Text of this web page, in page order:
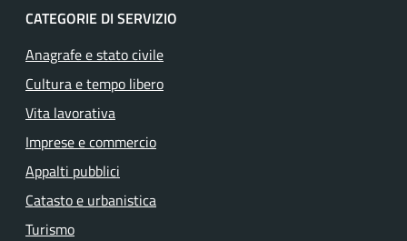
CATEGORIE DI SERVIZIO
Anagrafe e stato civile
Cultura e tempo libero
Vita lavorativa
Imprese e commercio
Appalti pubblici
Catasto e urbanistica
Turismo